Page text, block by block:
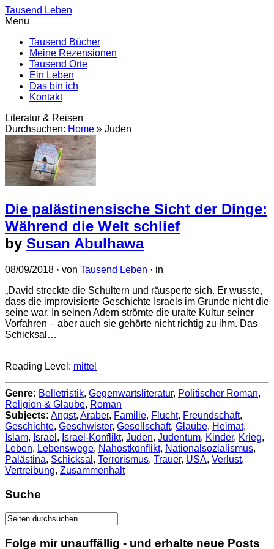
Tausend Leben
Menu
Tausend Bücher
Meine Rezensionen
Tausend Orte
Ein Leben
Das bin ich
Kontakt
Literatur & Reisen
Durchsuchen: Home » Juden
Die palästinensische Sicht der Dinge:
Während die Welt schlief
by Susan Abulhawa
08/09/2018 · von Tausend Leben · in
„David streckte die Schultern und räusperte sich. Er wusste,
dass die improvisierte Geschichte Israels im Grunde nicht die
seine war. In seinen Adern strömte die uralte Kultur seiner
Vorfahren – aber auch sie gehörte nicht richtig zu ihm. Das
Schicksal…
Reading Level: mittel
Genre: Belletristik, Gegenwartsliteratur, Politischer Roman,
Religion & Glaube, Roman
Subjects: Angst, Araber, Familie, Flucht, Freundschaft,
Geschichte, Geschwister, Gesellschaft, Glaube, Heimat,
Islam, Israel , Israel-Konflikt, Juden, Judentum, Kinder, Krieg,
Leben, Lebenswege, Nahostkonflikt, Nationalsozialismus,
Palästina, Schicksal , Terrorismus, Trauer, USA, Verlust,
Vertreibung, Zusammenhalt
Suche
Folge mir unauffällig - und erhalte neue Posts